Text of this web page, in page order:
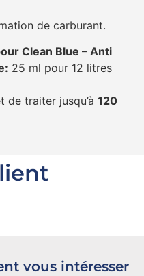
de carburant.
Clean Blue – Anti
25 ml pour 12 litres
de traiter jusqu’à 120
vous intéresser